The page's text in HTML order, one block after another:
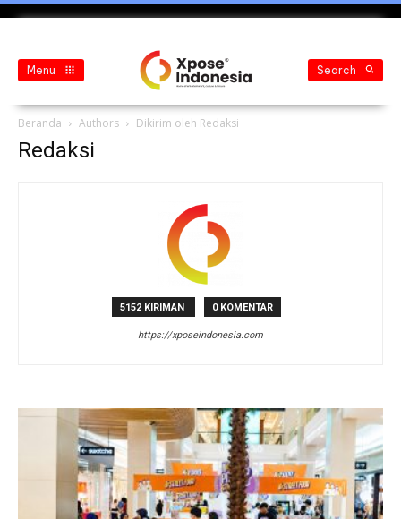
Menu Search
Beranda Authors Dikirim oleh Redaksi
Redaksi
5152 KIRIMAN 0 KOMENTAR
https://xposeindonesia.com